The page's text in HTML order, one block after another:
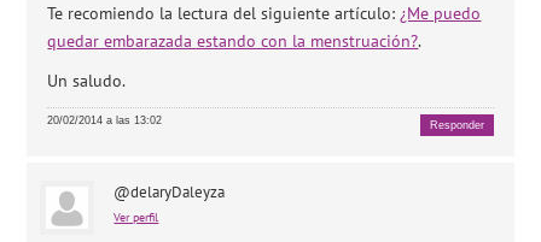
Te recomiendo la lectura del siguiente artículo: ¿Me puedo
quedar embarazada estando con la menstruación?.
Un saludo.
20/02/2014 a las 13:02 Responder
@delaryDaleyza
Ver perfil